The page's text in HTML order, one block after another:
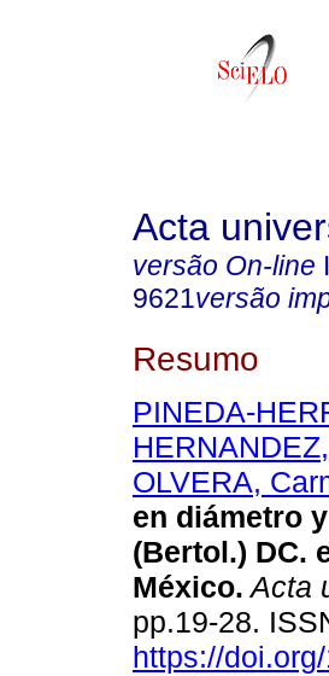
Acta
versão On-line
9621versão
Resumo
PINEDA-
OLVERA,
en diámetro
(Bertol.) DC.
México. Acta
pp.19-28.
https://